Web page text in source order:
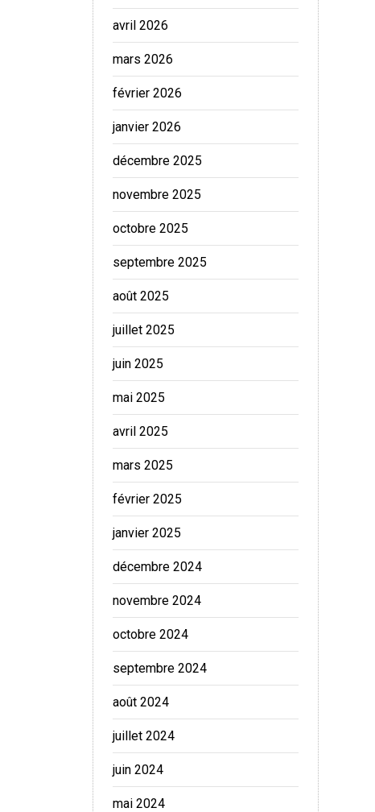
avril 2026
mars 2026
février 2026
janvier 2026
décembre 2025
novembre 2025
octobre 2025
septembre 2025
août 2025
juillet 2025
juin 2025
mai 2025
avril 2025
mars 2025
février 2025
janvier 2025
décembre 2024
novembre 2024
octobre 2024
septembre 2024
août 2024
juillet 2024
juin 2024
mai 2024